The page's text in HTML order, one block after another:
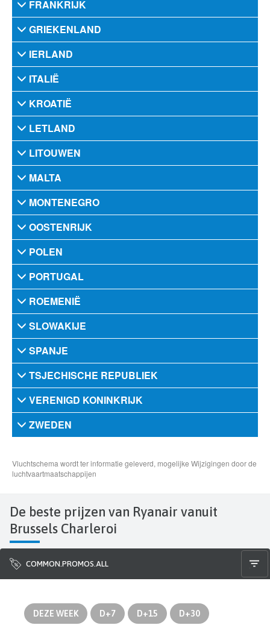
De beste prijzen van Ryanair vanuit
Brussels Charleroi
COMMON.PROMOS.ALL
DEZE WEEK D+7 D+15 D+30